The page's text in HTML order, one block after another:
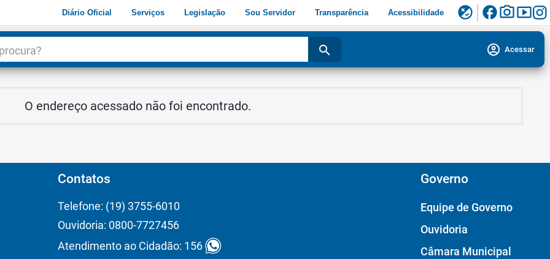
Diário Oficial Serviços Legislação Sou Servidor Transparência Acessibilidade flaky facebookphoto_camerasmart_display
search account_circle Acessar
O endereço acessado não foi encontrado.
Contatos
Telefone: (19) 3755-6010
Ouvidoria: 0800-7727456
Atendimento ao Cidadão: 156
Governo
Equipe de Governo
Ouvidoria
Câmara Municipal